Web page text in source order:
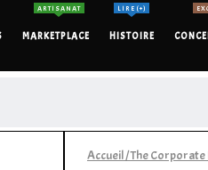
MARKETPLACE
ARTISANAT
HISTOIRE
LIRE (+)
Accueil/The Corporate